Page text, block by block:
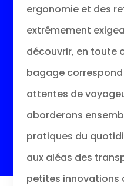
ergonomie et des
extrêmement
découvrir, en toute
bagage
attentes de
aborderons
pratiques du
aux aléas des
petites innovations